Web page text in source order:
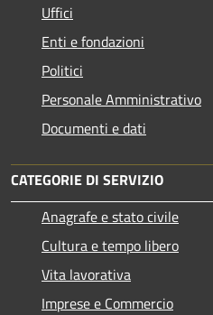
Uffici
Enti e fondazioni
Politici
Personale Amministrativo
Documenti e dati
CATEGORIE DI SERVIZIO
Anagrafe e stato civile
Cultura e tempo libero
Vita lavorativa
Imprese e Commercio